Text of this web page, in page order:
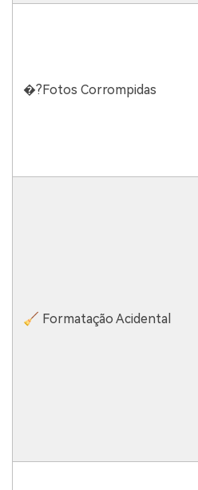
�?Fotos Corrompidas
🧹 Formatação Acidental